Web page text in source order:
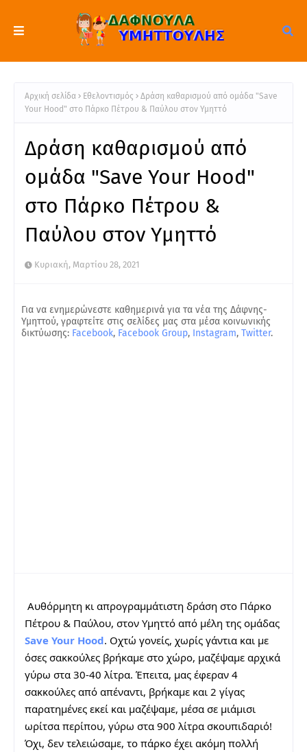
Αρχική σελίδα Εθελοντισμός
Δράση καθαρισμού από ομάδα "Save
Your Hood" στο Πάρκο Πέτρου & Παύλου στον Υμηττό
Δράση καθαρισμού από
ομάδα "Save Your Hood"
στο Πάρκο Πέτρου &
Παύλου στον Υμηττό
Κυριακή, Μαρτίου 28, 2021
Για να ενημερώνεστε καθημερινά για τα νέα της Δάφνης-
Υμηττού, γραφτείτε στις σελίδες μας στα μέσα κοινωνικής
δικτύωσης: Facebook, Facebook Group, Instagram, Twitter.
Aυθόρμητη κι απρογραμμάτιστη δράση στο Πάρκο
Save Your Hood. Οχτώ γονείς, χωρίς γάντια και με
όσες σακκούλες βρήκαμε στο χώρο, μαζέψαμε αρχικά
γύρω στα 30-40 λίτρα. Έπειτα, μας έφεραν 4
σακκούλες από απέναντι, βρήκαμε και 2 γίγας
παρατημένες εκεί και μαζέψαμε, μέσα σε μιάμισι
ωρίτσα περίπου, γύρω στα 900 λίτρα σκουπιδαριό!
Όχι, δεν τελειώσαμε, το πάρκο έχει ακόμη πολλή